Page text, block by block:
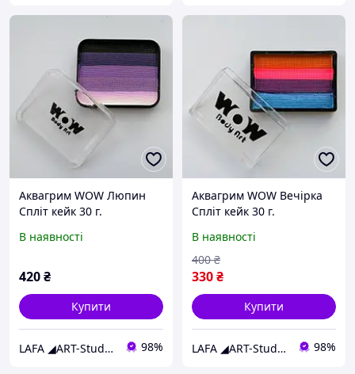
Аквагрим WOW Люпин
Спліт кейк 30 г.
В наявності
420₴
Купити
LAFA ◢ART-Studio◣ 98%
Аквагрим WOW Вечірка
Спліт кейк 30 г.
В наявності
330₴
400 ₴
Купити
LAFA ◢ART-Studio◣ 98%